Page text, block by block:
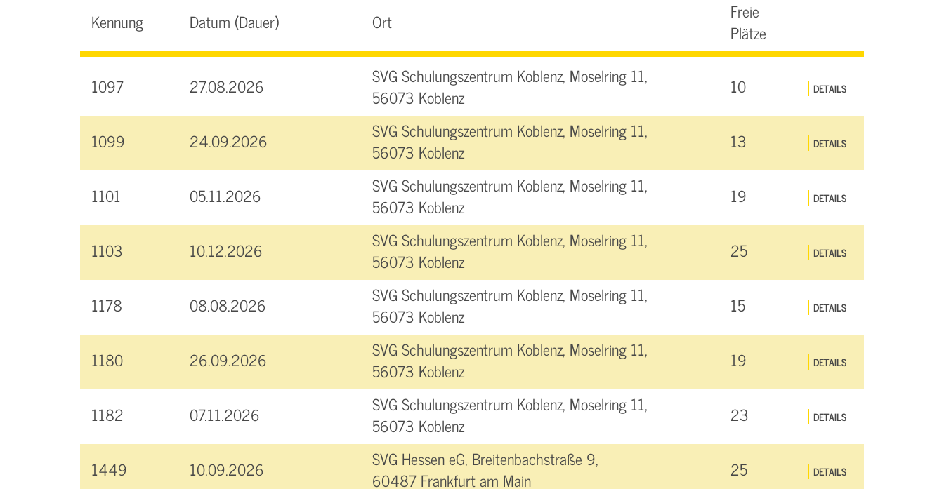
Kennung Datum (Dauer) Ort
Freie
Plätze
1097 27.08.2026
SVG Schulungszentrum Koblenz, Moselring 11,
56073 Koblenz
10 DETAILS
1099 24.09.2026
SVG Schulungszentrum Koblenz, Moselring 11,
56073 Koblenz
13 DETAILS
1101 05.11.2026
SVG Schulungszentrum Koblenz, Moselring 11,
56073 Koblenz
19 DETAILS
1103 10.12.2026
SVG Schulungszentrum Koblenz, Moselring 11,
56073 Koblenz
25 DETAILS
1178 08.08.2026
SVG Schulungszentrum Koblenz, Moselring 11,
56073 Koblenz
15 DETAILS
1180 26.09.2026
SVG Schulungszentrum Koblenz, Moselring 11,
56073 Koblenz
19 DETAILS
1182 07.11.2026
SVG Schulungszentrum Koblenz, Moselring 11,
56073 Koblenz
23 DETAILS
1449 10.09.2026
SVG Hessen eG, Breitenbachstraße 9,
60487 Frankfurt am Main
25 DETAILS